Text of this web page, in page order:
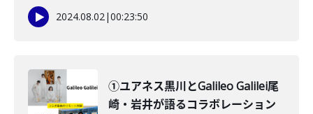
2024.08.02|00:23:50
①ユアネス黒川とGalileo Galilei尾
崎・岩井が語るコラボレーション